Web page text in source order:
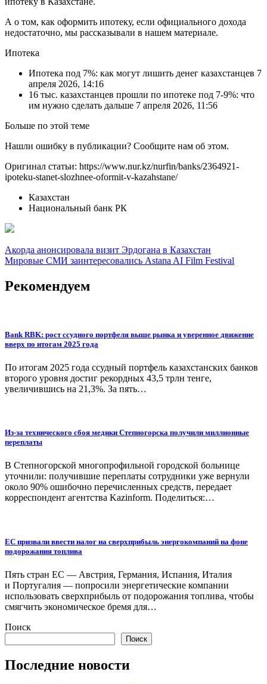
А о том, как оформить ипотеку, если официального дохода
недостаточно, мы рассказывали в нашем материале.
Ипотека
Ипотека под 7%: как могут лишить денег казахстанцев 7
апреля 2026, 14:16
16 тыс. казахстанцев прошли по ипотеке под 7-9%: что
им нужно сделать дальше 7 апреля 2026, 11:56
Больше по этой теме
Нашли ошибку в публикации? Сообщите нам об этом.
Оригинал статьи: https://www.nur.kz/nurfin/banks/2364921-
ipoteku-stanet-slozhnee-oformit-v-kazahstane/
Казахстан
Национальный банк РК
Навигация
по
записям
Акорда анонсировала визит Эрдогана в Казахстан
Мировые СМИ заинтересовались Astana AI Film Festival
Рекомендуем
Bank RBK: рост ссудного портфеля выше рынка и уверенное движение
вверх по итогам 2025 года
По итогам 2025 года ссудный портфель казахстанских банков
второго уровня достиг рекордных 43,5 трлн тенге,
увеличившись на 21,3%. За пять…
Из-за технического сбоя медики Степногорска получили миллионные
переплаты
В Степногорской многопрофильной городской больнице
уточнили: получившие переплаты сотрудники уже вернули
около 90% ошибочно перечисленных средств, передает
корреспондент агентства Kazinform. Поделиться:…
ЕС призвали ввести налог на сверхприбыль энергокомпаний на фоне
подорожания топлива
Пять стран ЕС — Австрия, Германия, Испания, Италия
и Португалия — попросили энергетические компании
использовать сверхприбыль от подорожания топлива, чтобы
смягчить экономическое бремя для…
Поиск
Поиск
Последние новости